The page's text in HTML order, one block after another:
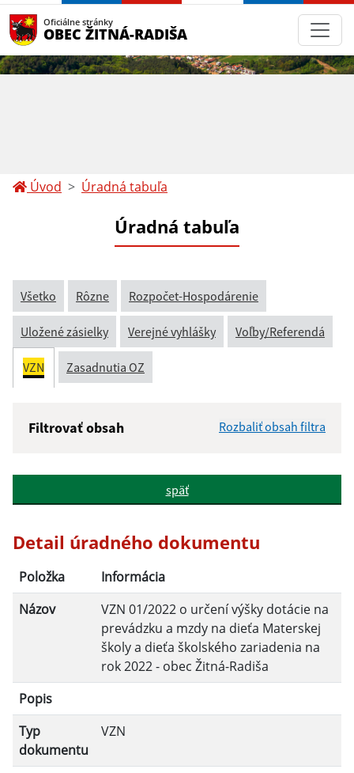
Oficiálne stránky
OBEC ŽITNÁ-RADIŠA
Úvod Úradná tabuľa
Úradná tabuľa
Všetko Rôzne Rozpočet-Hospodárenie
Uložené zásielky Verejné vyhlášky Voľby/Referendá
VZN Zasadnutia OZ
Filtrovať obsah Rozbaliť obsah filtra
Popis:
Dátum zverejnenia do:
späť
Detail úradného dokumentu
Položka
Informácia
Názov
VZN 01/2022 o určení výšky dotácie na
prevádzku a mzdy na dieťa Materskej
školy a dieťa školského zariadenia na
rok 2022 - obec Žitná-Radiša
Popis
Typ
dokumentu
VZN